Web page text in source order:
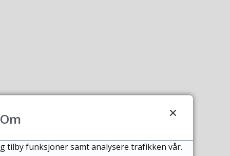
Om
tilby funksjoner samt analysere trafikken vår.